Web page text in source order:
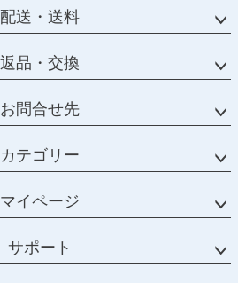
配送・送料
返品・交換
お問合せ先
カテゴリー
マイページ
サポート